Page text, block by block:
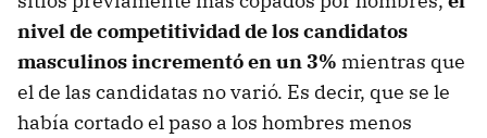
nivel de competitividad de los candidatos
masculinos incrementó en un 3% mientras que
el de las candidatas no varió. Es decir, que se le
había cortado el paso a los hombres menos